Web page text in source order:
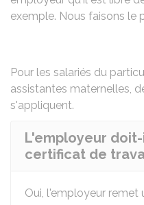
exemple. Nous faisons le
Pour les salariés du
assistantes maternelles,
s'appliquent.
L'employeur
certificat de
Oui, l'employeur remet